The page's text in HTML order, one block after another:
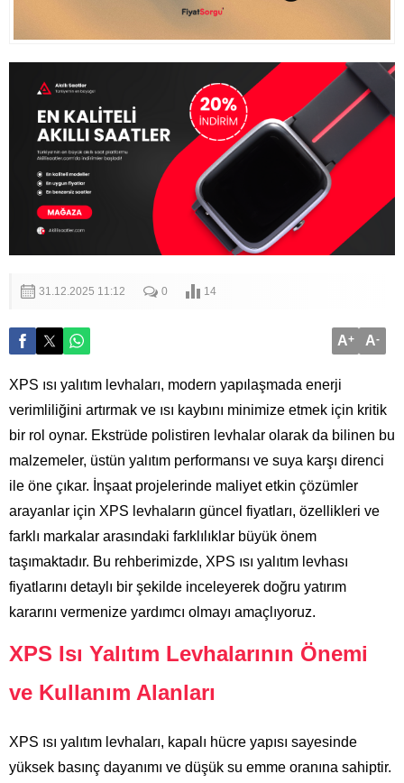
31.12.2025 11:12 0 14
A+ A-
XPS ısı yalıtım levhaları, modern yapılaşmada enerji
verimliliğini artırmak ve ısı kaybını minimize etmek için kritik
bir rol oynar. Ekstrüde polistiren levhalar olarak da bilinen bu
malzemeler, üstün yalıtım performansı ve suya karşı direnci
ile öne çıkar. İnşaat projelerinde maliyet etkin çözümler
arayanlar için XPS levhaların güncel fiyatları, özellikleri ve
farklı markalar arasındaki farklılıklar büyük önem
taşımaktadır. Bu rehberimizde, XPS ısı yalıtım levhası
fiyatlarını detaylı bir şekilde inceleyerek doğru yatırım
kararını vermenize yardımcı olmayı amaçlıyoruz.
XPS Isı Yalıtım Levhalarının Önemi
ve Kullanım Alanları
XPS ısı yalıtım levhaları, kapalı hücre yapısı sayesinde
yüksek basınç dayanımı ve düşük su emme oranına sahiptir.